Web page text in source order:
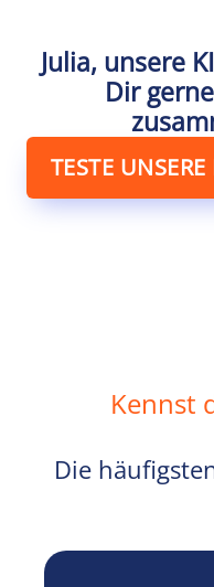
Julia, unsere
Dir
TESTE
Kennst
Die